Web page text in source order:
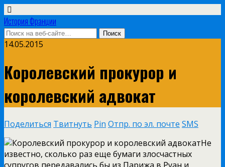
История Франции
14.05.2015
Королевский прокурор и
королевский адвокат
Поделиться Твитнуть Pin Отпр. по эл. почте SMS
Не
известно, сколько раз еще бумаги злосчастных